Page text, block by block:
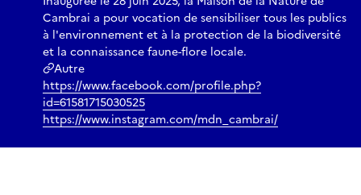
Cambrai a pour vocation de sensibiliser tous les publics
à l'environnement et à la protection de la biodiversité
et la connaissance faune-flore locale.
Autre
https://www.facebook.com/profile.php?
id=61581715030525
https://www.instagram.com/mdn_cambrai/